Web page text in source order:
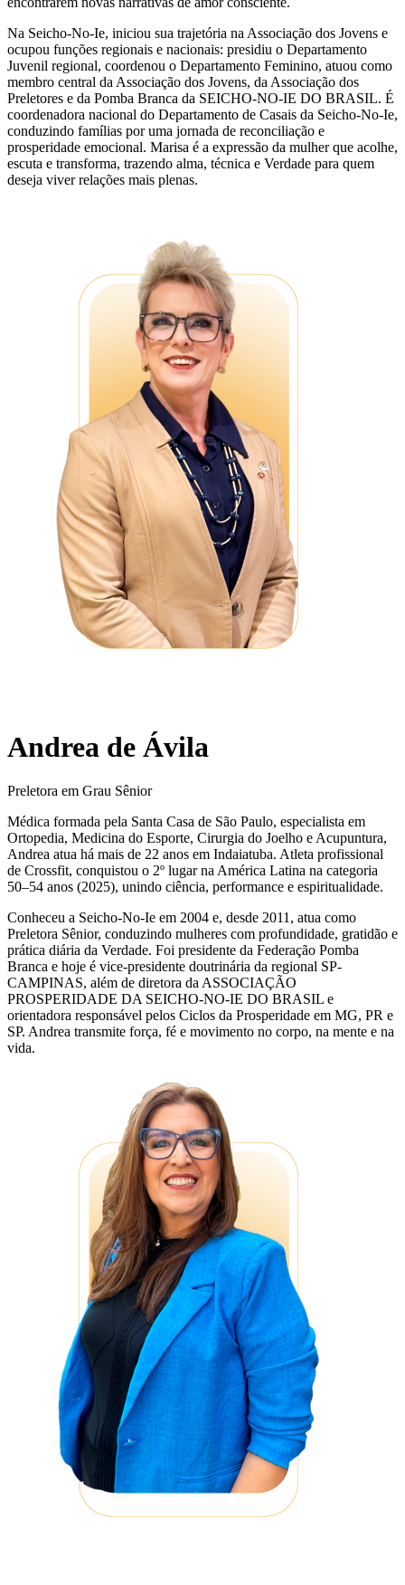
Na Seicho-No-Ie, iniciou sua trajetória na Associação dos Jovens e
ocupou funções regionais e nacionais: presidiu o Departamento
Juvenil regional, coordenou o Departamento Feminino, atuou como
membro central da Associação dos Jovens, da Associação dos
Preletores e da Pomba Branca da SEICHO-NO-IE DO BRASIL. É
coordenadora nacional do Departamento de Casais da Seicho-No-Ie,
conduzindo famílias por uma jornada de reconciliação e
prosperidade emocional. Marisa é a expressão da mulher que acolhe,
escuta e transforma, trazendo alma, técnica e Verdade para quem
deseja viver relações mais plenas.
Andrea de Ávila
Preletora em Grau Sênior
Médica formada pela Santa Casa de São Paulo, especialista em
Ortopedia, Medicina do Esporte, Cirurgia do Joelho e Acupuntura,
Andrea atua há mais de 22 anos em Indaiatuba. Atleta profissional
de Crossfit, conquistou o 2º lugar na América Latina na categoria
50–54 anos (2025), unindo ciência, performance e espiritualidade.
Conheceu a Seicho-No-Ie em 2004 e, desde 2011, atua como
Preletora Sênior, conduzindo mulheres com profundidade, gratidão e
prática diária da Verdade. Foi presidente da Federação Pomba
Branca e hoje é vice-presidente doutrinária da regional SP-
CAMPINAS, além de diretora da ASSOCIAÇÃO
PROSPERIDADE DA SEICHO-NO-IE DO BRASIL e
orientadora responsável pelos Ciclos da Prosperidade em MG, PR e
SP. Andrea transmite força, fé e movimento no corpo, na mente e na
vida.